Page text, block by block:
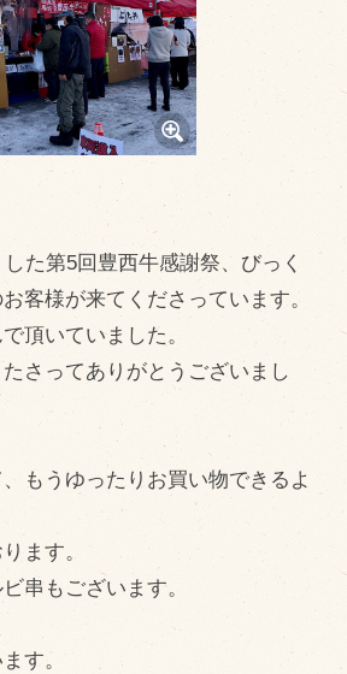
た第5回豊西牛感謝祭、びっく
客様が来てくださっています。
頂いていました。
さってありがとうございまし
もうゆったりお買い物できるよ
ます。
串もございます。
す。
稿レシピ
光
牛について
サイクル
新設